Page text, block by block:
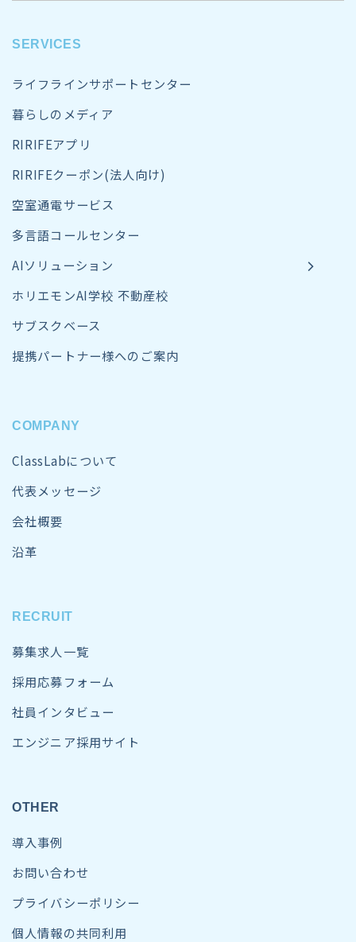
SERVICES
ライフラインサポートセンター
暮らしのメディア
RIRIFEアプリ
RIRIFEクーポン(法人向け)
空室通電サービス
多言語コールセンター
AIソリューション
ホリエモンAI学校 不動産校
サブスクベース
提携パートナー様へのご案内
COMPANY
ClassLabについて
代表メッセージ
会社概要
沿革
RECRUIT
募集求人一覧
採用応募フォーム
社員インタビュー
エンジニア採用サイト
OTHER
導入事例
お問い合わせ
プライバシーポリシー
個人情報の共同利用